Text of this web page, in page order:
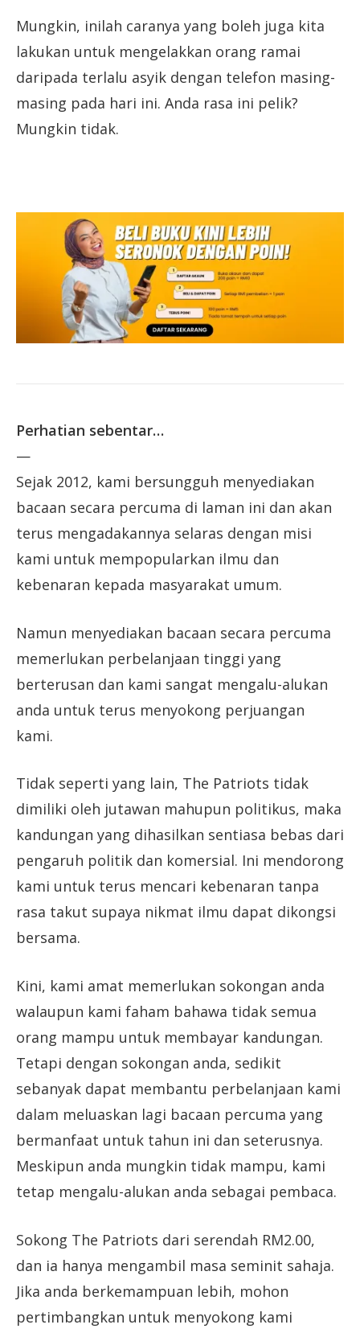
Mungkin, inilah caranya yang boleh juga kita
lakukan untuk mengelakkan orang ramai
daripada terlalu asyik dengan telefon masing-
masing pada hari ini. Anda rasa ini pelik?
Mungkin tidak.
Perhatian sebentar…
—
Sejak 2012, kami bersungguh menyediakan
bacaan secara percuma di laman ini dan akan
terus mengadakannya selaras dengan misi
kami untuk mempopularkan ilmu dan
kebenaran kepada masyarakat umum.
Namun menyediakan bacaan secara percuma
memerlukan perbelanjaan tinggi yang
berterusan dan kami sangat mengalu-alukan
anda untuk terus menyokong perjuangan
kami.
Tidak seperti yang lain, The Patriots tidak
dimiliki oleh jutawan mahupun politikus, maka
kandungan yang dihasilkan sentiasa bebas dari
pengaruh politik dan komersial. Ini mendorong
kami untuk terus mencari kebenaran tanpa
rasa takut supaya nikmat ilmu dapat dikongsi
bersama.
Kini, kami amat memerlukan sokongan anda
walaupun kami faham bahawa tidak semua
orang mampu untuk membayar kandungan.
Tetapi dengan sokongan anda, sedikit
sebanyak dapat membantu perbelanjaan kami
dalam meluaskan lagi bacaan percuma yang
bermanfaat untuk tahun ini dan seterusnya.
Meskipun anda mungkin tidak mampu, kami
tetap mengalu-alukan anda sebagai pembaca.
Sokong The Patriots dari serendah RM2.00,
dan ia hanya mengambil masa seminit sahaja.
Jika anda berkemampuan lebih, mohon
pertimbangkan untuk menyokong kami